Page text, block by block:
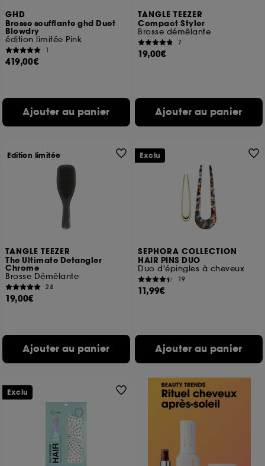
GHD
Brosse soufflante ghd Duet
Blowdry
édition limitée Pink
1
419,00€
Ajouter au panier
TANGLE TEEZER
Compact Styler
Brosse démêlante
7
19,00€
Ajouter au panier
TANGLE TEEZER
The Ultimate Detangler
Chrome
Brosse Démêlante
24
19,00€
Ajouter au panier
Edition limitée
SEPHORA COLLECTION
HAIR PINS DUO
Duo d'épingles à cheveux
19
11,99€
Ajouter au panier
Exclu
Exclu